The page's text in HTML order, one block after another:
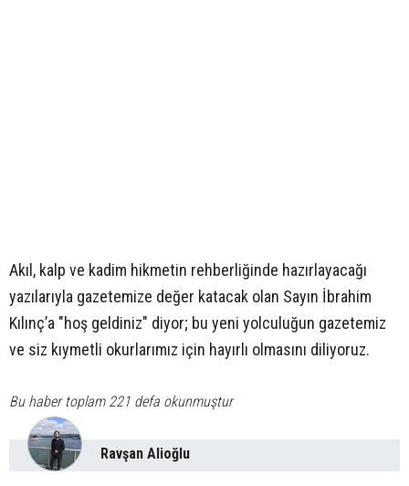
Akıl, kalp ve kadim hikmetin rehberliğinde hazırlayacağı
yazılarıyla gazetemize değer katacak olan Sayın İbrahim
Kılınç’a "hoş geldiniz" diyor; bu yeni yolculuğun gazetemiz
ve siz kıymetli okurlarımız için hayırlı olmasını diliyoruz.
Bu haber toplam 221 defa okunmuştur
Ravşan Alioğlu